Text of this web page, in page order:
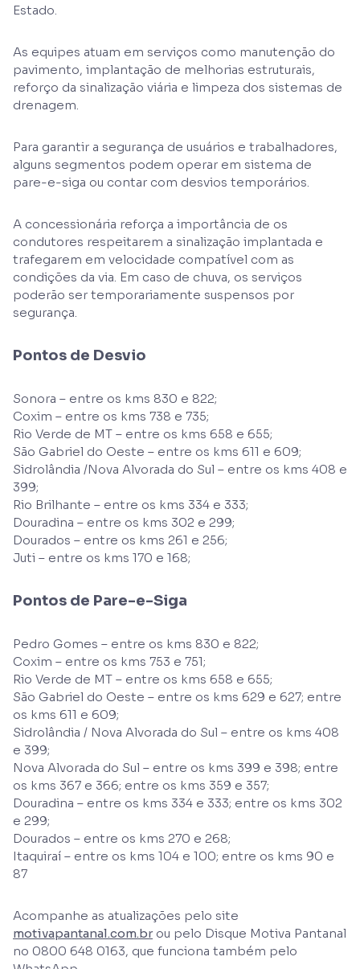
Estado.
As equipes atuam em serviços como manutenção do
pavimento, implantação de melhorias estruturais,
reforço da sinalização viária e limpeza dos sistemas de
drenagem.
Para garantir a segurança de usuários e trabalhadores,
alguns segmentos podem operar em sistema de
pare-e-siga ou contar com desvios temporários.
A concessionária reforça a importância de os
condutores respeitarem a sinalização implantada e
trafegarem em velocidade compatível com as
condições da via. Em caso de chuva, os serviços
poderão ser temporariamente suspensos por
segurança.
Pontos de Desvio
Sonora – entre os kms 830 e 822;
Coxim – entre os kms 738 e 735;
Rio Verde de MT – entre os kms 658 e 655;
São Gabriel do Oeste – entre os kms 611 e 609;
Sidrolândia /Nova Alvorada do Sul – entre os kms 408 e
399;
Rio Brilhante – entre os kms 334 e 333;
Douradina – entre os kms 302 e 299;
Dourados – entre os kms 261 e 256;
Juti – entre os kms 170 e 168;
Pontos de Pare-e-Siga
Pedro Gomes – entre os kms 830 e 822;
Coxim – entre os kms 753 e 751;
Rio Verde de MT – entre os kms 658 e 655;
São Gabriel do Oeste – entre os kms 629 e 627; entre
os kms 611 e 609;
Sidrolândia / Nova Alvorada do Sul – entre os kms 408
e 399;
Nova Alvorada do Sul – entre os kms 399 e 398; entre
os kms 367 e 366; entre os kms 359 e 357;
Douradina – entre os kms 334 e 333; entre os kms 302
e 299;
Dourados – entre os kms 270 e 268;
Itaquiraí – entre os kms 104 e 100; entre os kms 90 e
87
Acompanhe as atualizações pelo site
motivapantanal.com.br ou pelo Disque Motiva Pantanal
no 0800 648 0163, que funciona também pelo